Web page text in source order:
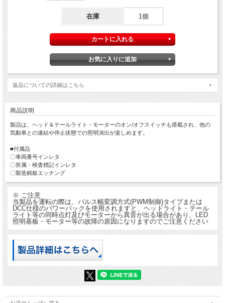
在庫 1個
返品についての詳細はこちら
商品説明
製品は、ヘッド＆テールライト・モーターのオン/オフスイッチも搭載され、他の
気動車との連結や停止状態での照明演出が楽しめます。
■付属品
〇車両番号インレタ
〇所属・検査標記インレタ
〇製造銘板エッチング
※ ご注意
当製品を運転の際は、パルス幅変調方式(PWM制御)タイプまたは
DCC仕様のパワーパックを使用されますと、ヘッドライト・テール
ライト等の同時点灯及びモーターから異音が出る場合があり、LED
照明基板・モーター等の故障の原因になりますのでご注意ください